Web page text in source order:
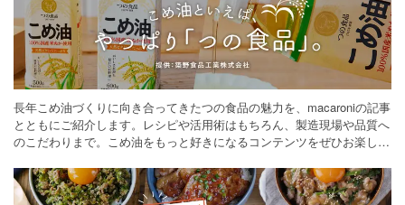
長年こめ油づくりに向き合ってきたつの食品の魅力を、macaroniの記事
とともにご紹介します。レシピや活用術はもちろん、製造現場や品質へ
のこだわりまで。こめ油をもっと好きになるコンテンツをぜひお楽しみ